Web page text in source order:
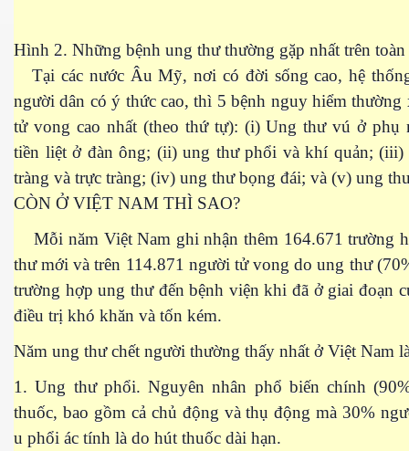
Hình 2. Những bệnh ung thư thường gặp nhất trên toàn
Tại các nước Âu Mỹ, nơi có đời sống cao, hệ
người dân có ý thức cao, thì 5 bệnh nguy hiểm thường
tử vong cao nhất (theo thứ tự): (i) Ung thư vú ở phụ
tiền liệt ở đàn ông; (ii) ung thư phổi và khí quản; (iii)
tràng và trực tràng; (iv) ung thư bọng đái; và (v) ung
CÒN Ở VIỆT NAM THÌ SAO?
Mỗi năm ViệtNam ghi nhận thêm 164.671 trường
thư mới và trên 114.871 người tử vong do ung thư
trường hợp ung thư đến bệnh viện khi đã ở giai đoạn
điều trị khó khăn và tốn kém.
Năm ung thư chết người thường thấy nhất ở Việt Nam
1. Ung thư phổi. Nguyên nhân phổ biến chính
thuốc, bao gồm cả chủ động và thụ động mà 30%
u phổi ác tính là do hút thuốc dài hạn.
P 200-201